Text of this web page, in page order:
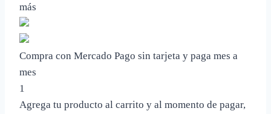
más
Compra con Mercado Pago sin tarjeta y paga mes a
mes
1
Agrega tu producto al carrito y al momento de pagar,